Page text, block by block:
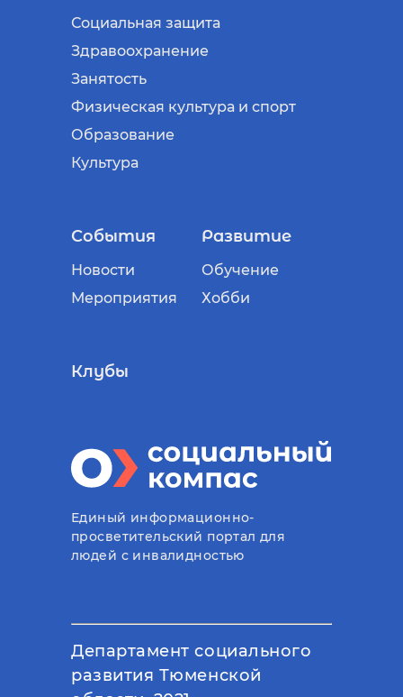
Социальная защита
Здравоохранение
Занятость
Физическая культура и спорт
Образование
Культура
События
Новости
Мероприятия
Развитие
Обучение
Хобби
Клубы
Единый информационно-
просветительский портал для
людей с инвалидностью
Департамент социального
развития Тюменской